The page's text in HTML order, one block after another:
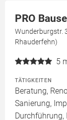
PRO
Wunderburgstr.
Rhauderfehn)
5
TÄTIGKEITEN
Beratung,
Sanierung,
Durchführung,